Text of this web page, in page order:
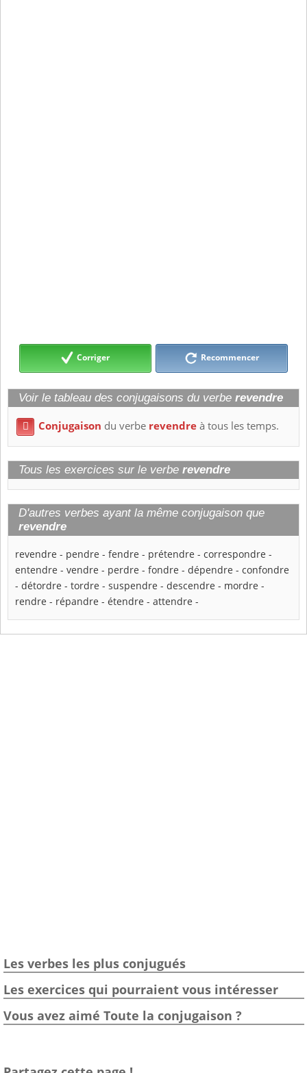
Corriger Recommencer
Voir le tableau des conjugaisons du verbe revendre
 Conjugaison du verbe revendreà tous les temps.
Tous les exercices sur le verbe revendre
D'autres verbes ayant la même conjugaison que
revendre
revendre - pendre - fendre - prétendre - correspondre -
entendre - vendre - perdre - fondre - dépendre - confondre
- détordre - tordre - suspendre - descendre - mordre -
rendre - répandre - étendre - attendre -
Les verbes les plus conjugués
Les exercices qui pourraient vous intéresser
Vous avez aimé Toute la conjugaison ?